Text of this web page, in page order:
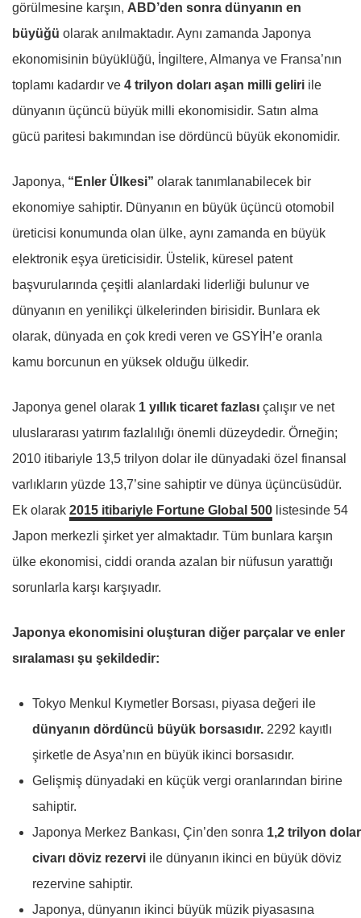
görülmesine karşın, ABD’den sonra dünyanın en
büyüğü olarak anılmaktadır. Aynı zamanda Japonya
ekonomisinin büyüklüğü, İngiltere, Almanya ve Fransa’nın
toplamı kadardır ve 4 trilyon doları aşan milli geliri ile
dünyanın üçüncü büyük milli ekonomisidir. Satın alma
gücü paritesi bakımından ise dördüncü büyük ekonomidir.
Japonya, “Enler Ülkesi” olarak tanımlanabilecek bir
ekonomiye sahiptir. Dünyanın en büyük üçüncü otomobil
üreticisi konumunda olan ülke, aynı zamanda en büyük
elektronik eşya üreticisidir. Üstelik, küresel patent
başvurularında çeşitli alanlardaki liderliği bulunur ve
dünyanın en yenilikçi ülkelerinden birisidir. Bunlara ek
olarak, dünyada en çok kredi veren ve GSYİH’e oranla
kamu borcunun en yüksek olduğu ülkedir.
Japonya genel olarak 1 yıllık ticaret fazlası çalışır ve net
uluslararası yatırım fazlalılığı önemli düzeydedir. Örneğin;
2010 itibariyle 13,5 trilyon dolar ile dünyadaki özel finansal
varlıkların yüzde 13,7’sine sahiptir ve dünya üçüncüsüdür.
Ek olarak 2015 itibariyle Fortune Global 500 listesinde 54
Japon merkezli şirket yer almaktadır. Tüm bunlara karşın
ülke ekonomisi, ciddi oranda azalan bir nüfusun yarattığı
sorunlarla karşı karşıyadır.
Japonya ekonomisini oluşturan diğer parçalar ve enler
sıralaması şu şekildedir:
Tokyo Menkul Kıymetler Borsası, piyasa değeri ile
dünyanın dördüncü büyük borsasıdır. 2292 kayıtlı
şirketle de Asya’nın en büyük ikinci borsasıdır.
Gelişmiş dünyadaki en küçük vergi oranlarından birine
sahiptir.
Japonya Merkez Bankası, Çin’den sonra 1,2 trilyon dolar
civarı döviz rezervi ile dünyanın ikinci en büyük döviz
rezervine sahiptir.
Japonya, dünyanın ikinci büyük müzik piyasasına